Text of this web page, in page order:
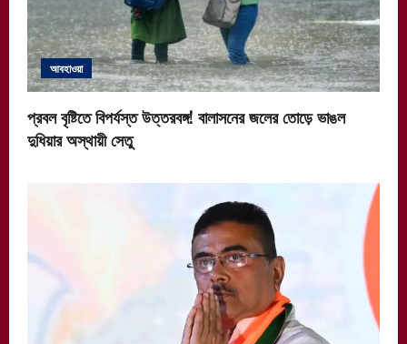
আবহাওয়া
প্রবল বৃষ্টিতে বিপর্যস্ত উত্তরবঙ্গ! বালাসনের জলের তোড়ে ভাঙল
দুধিয়ার অস্থায়ী সেতু